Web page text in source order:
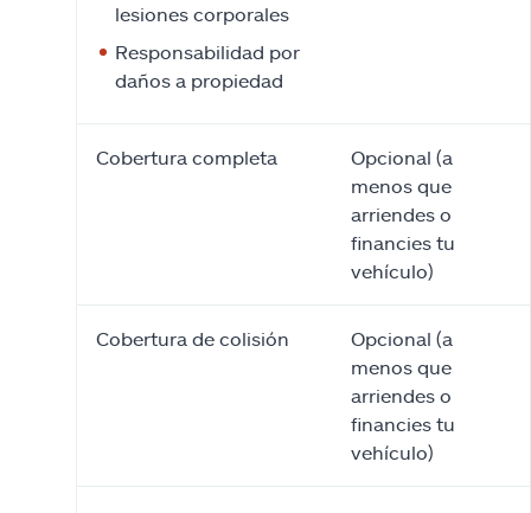
lesiones corporales
Responsabilidad por
daños a propiedad
Cobertura completa
Opcional (a
menos que
arriendes o
financies tu
vehículo)
Cobertura de colisión
Opcional (a
menos que
arriendes o
financies tu
vehículo)